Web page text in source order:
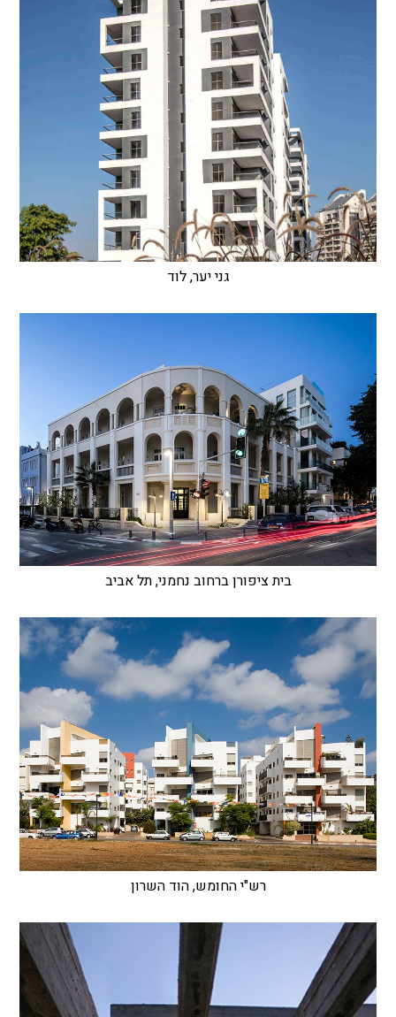
גני יער, לוד
בית ציפורן ברחוב נחמני, תל אביב
רש"י החומש, הוד השרון